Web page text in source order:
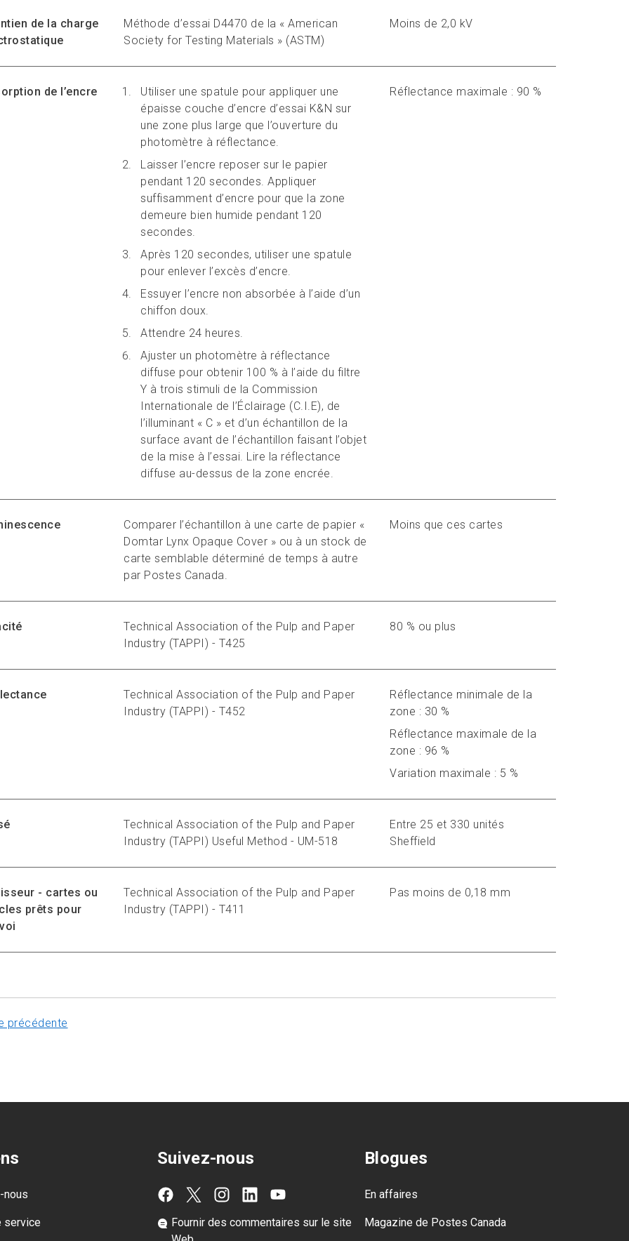
de la charge
Méthode d’essai D4470 de la « American
Society for Testing Materials » (ASTM)
Moins de 2,0 kV
de l’encre
Utiliser une spatule pour appliquer une
épaisse couche d’encre d’essai K&N sur
une zone plus large que l’ouverture du
photomètre à réflectance.
Laisser l’encre reposer sur le papier
pendant 120 secondes. Appliquer
suffisamment d’encre pour que la zone
demeure bien humide pendant 120
secondes.
Après 120 secondes, utiliser une spatule
pour enlever l’excès d’encre.
Essuyer l’encre non absorbée à l’aide d’un
chiffon doux.
Attendre 24 heures.
Ajuster un photomètre à réflectance
diffuse pour obtenir 100 % à l’aide du filtre
Y à trois stimuli de la Commission
Internationale de l’Éclairage (C.I.E), de
l’illuminant « C » et d’un échantillon de la
surface avant de l’échantillon faisant l’objet
de la mise à l’essai. Lire la réflectance
diffuse au-dessus de la zone encrée.
Réflectance maximale : 90 %
Comparer l’échantillon à une carte de papier «
Domtar Lynx Opaque Cover » ou à un stock de
carte semblable déterminé de temps à autre
par Postes Canada.
Moins que ces cartes
Technical Association of the Pulp and Paper
Industry (TAPPI) - T425
80 % ou plus
Technical Association of the Pulp and Paper
Industry (TAPPI) - T452
Réflectance minimale de la
zone : 30 %
Réflectance maximale de la
zone : 96 %
Variation maximale : 5 %
Technical Association of the Pulp and Paper
Industry (TAPPI) Useful Method - UM-518
Entre 25 et 330 unités
Sheffield
- cartes ou
prêts pour
Technical Association of the Pulp and Paper
Industry (TAPPI) - T411
Pas moins de 0,18 mm
précédente
nous
service
Suivez-nous
Fournir des commentaires sur le site
Blogues
En affaires
Magazine de Postes Canada